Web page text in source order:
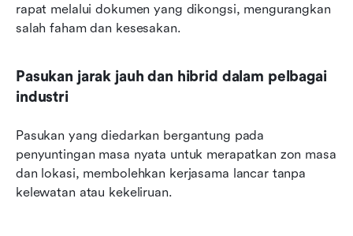
rapat melalui dokumen yang dikongsi, mengurangkan
salah faham dan kesesakan.
Pasukan jarak jauh dan hibrid dalam pelbagai
industri
Pasukan yang diedarkan bergantung pada
penyuntingan masa nyata untuk merapatkan zon masa
dan lokasi, membolehkan kerjasama lancar tanpa
kelewatan atau kekeliruan.